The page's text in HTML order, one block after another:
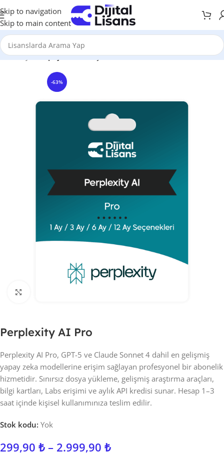
Skip to navigation
Skip to main content
Anasayfa Yapay Zeka Araçları
-63%
Perplexity AI Pro
Perplexity AI Pro, GPT-5 ve Claude Sonnet 4 dahil en gelişmiş
yapay zeka modellerine erişim sağlayan profesyonel bir abonelik
hizmetidir. Sınırsız dosya yükleme, gelişmiş araştırma araçları,
bilgi kartları, Labs erişimi ve aylık API kredisi sunar. Hesap 1–3
saat içinde kişisel kullanımınıza teslim edilir.
Stok kodu: Yok
299,90 ₺ – 2.999,90 ₺